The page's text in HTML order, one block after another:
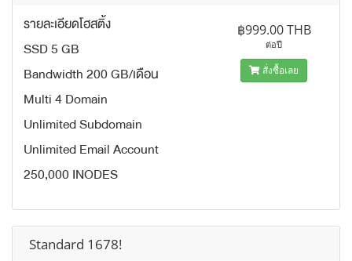
รายละเอียดโฮสติ้ง
SSD 5 GB
Bandwidth 200 GB/เดือน
Multi 4 Domain
Unlimited Subdomain
Unlimited Email Account
250,000 INODES
฿999.00 THB
ต่อปี
สั่งซื้อเลย
Standard 1678!